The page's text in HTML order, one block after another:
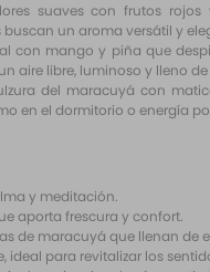
suaves con frutos rojos
un aroma versátil y
con mango y piña que
aire libre, luminoso y lleno
del maracuyá con
en el dormitorio o energía
y meditación.
aporta frescura y confort.
de maracuyá que llenan de
ideal para revitalizar los